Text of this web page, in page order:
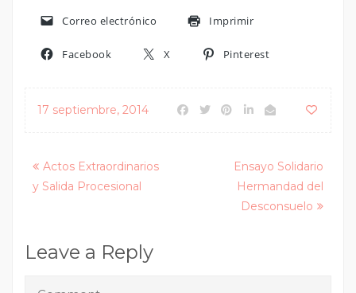
Correo electrónico Imprimir
Facebook X Pinterest
17 septiembre, 2014
Posts
navigation
Actos Extraordinarios
y Salida Procesional
Ensayo Solidario
Hermandad del
Desconsuelo
Leave a Reply